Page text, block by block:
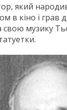
який
в кіно і
музику